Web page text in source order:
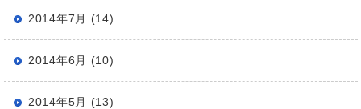
2014年7月 (14)
2014年6月 (10)
2014年5月 (13)